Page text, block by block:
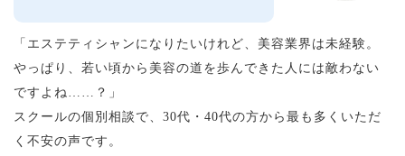
「エステティシャンになりたいけれど、美容業界は未経験。
やっぱり、若い頃から美容の道を歩んできた人には敵わない
ですよね……？」
スクールの個別相談で、30代・40代の方から最も多くいただ
く不安の声です。